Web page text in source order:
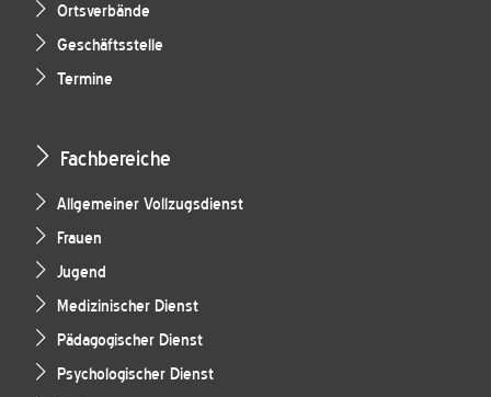
Ortsverbände
Geschäftsstelle
Termine
Fachbereiche
Allgemeiner Vollzugsdienst
Frauen
Jugend
Medizinischer Dienst
Pädagogischer Dienst
Psychologischer Dienst